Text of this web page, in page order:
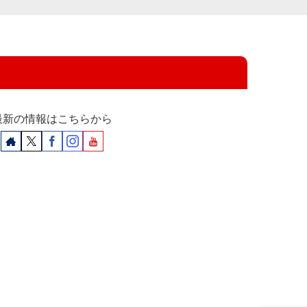
新の情報はこちらから